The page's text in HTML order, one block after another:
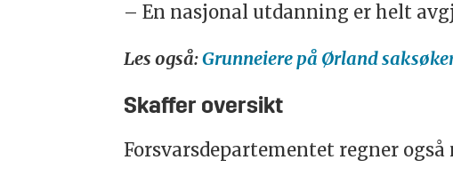
– En nasjonal utdanning er helt
Les også:Grunneiere på Ørland
Skaffer oversikt
Forsvarsdepartementet regner